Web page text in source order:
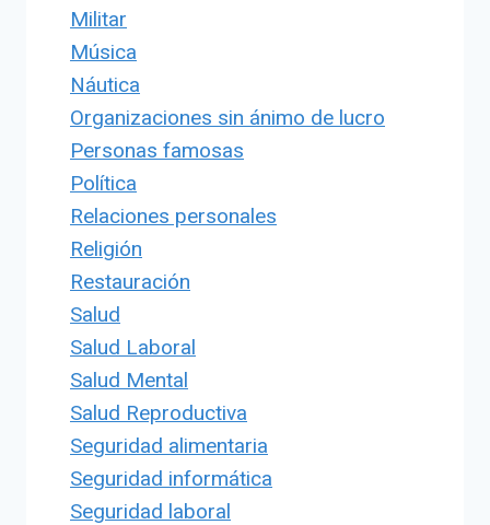
Militar
Música
Náutica
Organizaciones sin ánimo de lucro
Personas famosas
Política
Relaciones personales
Religión
Restauración
Salud
Salud Laboral
Salud Mental
Salud Reproductiva
Seguridad alimentaria
Seguridad informática
Seguridad laboral